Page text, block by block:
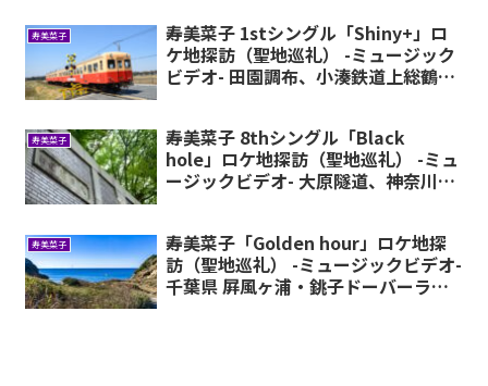
寿美菜子
寿美菜子 1stシングル「Shiny+」ロ
ケ地探訪（聖地巡礼） -ミュージック
ビデオ- 田園調布、小湊鉄道上総鶴舞
寿美菜子
寿美菜子 8thシングル「Black
hole」ロケ地探訪（聖地巡礼） -ミュ
ージックビデオ- 大原隧道、神奈川県
寿美菜子
寿美菜子「Golden hour」ロケ地探
訪（聖地巡礼） -ミュージックビデオ-
千葉県 屛風ヶ浦・銚子ドーバーライ